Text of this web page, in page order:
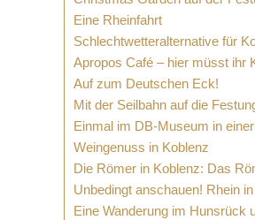
Eine Rheinfahrt
Schlechtwetteralternative für
Apropos Café – hier müsst ihr
Auf zum Deutschen Eck!
Mit der Seilbahn auf die
Einmal im DB-Museum in
Weingenuss in Koblenz
Die Römer in Koblenz: Das
Unbedingt anschauen! Rhein
Eine Wanderung im Hunsrück